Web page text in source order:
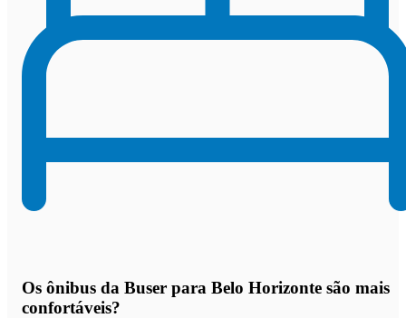
Os ônibus da Buser para Belo Horizonte são mais
confortáveis?